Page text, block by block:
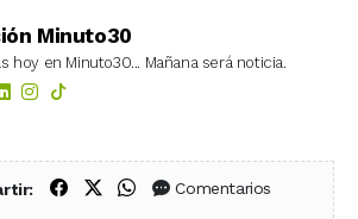
Minuto30
hoy en Minuto30... Mañana será noticia.
Compartir en Facebook
Compartir en X (Twitter)
Compartir en WhatsApp
Comentarios